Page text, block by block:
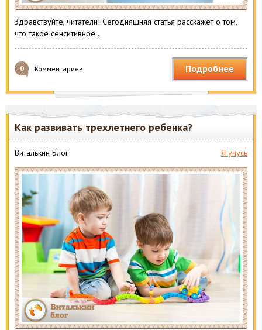
Здравствуйте, читатели! Сегодняшняя статья расскажет о том,
что такое сенситивное…
0 Комментариев Подробнее
Как развивать трехлетнего ребенка?
Виталькин Блог Я учусь